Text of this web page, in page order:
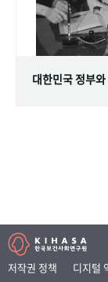
저작권 정책 디지털